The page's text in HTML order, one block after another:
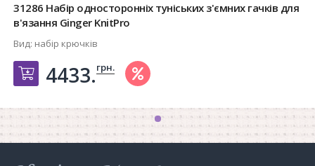
31286 Набір односторонніх туніських з'ємних гачків для
в'язання Ginger KnitPro
Вид: набір крючків
Добавить в корзину
4433.грн.